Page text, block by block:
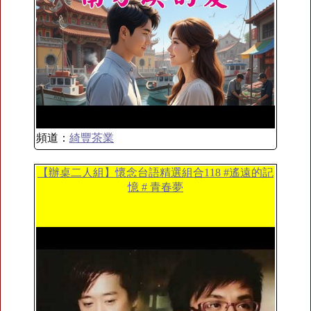
頻道： 綺豐茶業
【辦桌二人組】懷念台語精選組合118 #遙遠的記
憶 # 青春夢